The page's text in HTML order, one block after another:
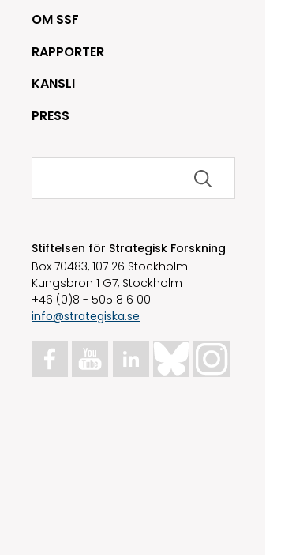
OM SSF
RAPPORTER
KANSLI
PRESS
Sök
Stiftelsen för Strategisk Forskning
Box 70483, 107 26 Stockholm
Kungsbron 1 G7, Stockholm
+46 (0)8 - 505 816 00
info@strategiska.se